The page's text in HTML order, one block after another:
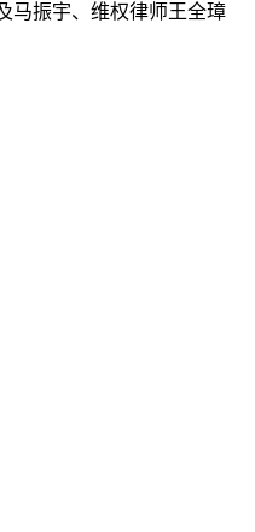
马振宇、维权律师王全璋